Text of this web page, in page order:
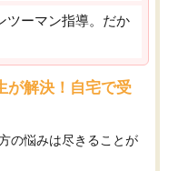
ツーマン指導。だか
が解決！自宅で受
の悩みは尽きることが